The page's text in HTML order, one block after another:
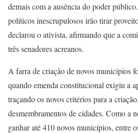
demais com a ausência do poder
políticos inescrupulosos irão tirar
declarou o ativista, afirmando que a
três senadores acreanos.
A farra de criação de novos municípios
quando emenda constitucional exigiu a
traçando os novos critérios para a
desmembramentos de cidades. Como a
ganhar até 410 novos municípios, entre